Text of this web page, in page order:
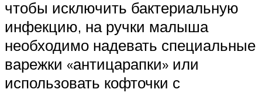
чтобы исключить бактериальную
инфекцию, на ручки малыша
необходимо надевать специальные
варежки «антицарапки» или
использовать кофточки с